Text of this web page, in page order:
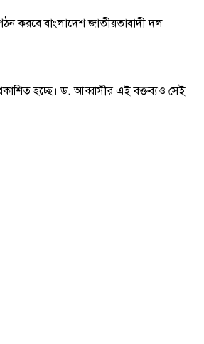
করবে বাংলাদেশ জাতীয়তাবাদী দল
হচ্ছে। ড. আব্বাসীর এই বক্তব্যও সেই